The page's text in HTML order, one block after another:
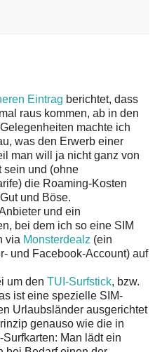
Eintrag berichtet, dass
raus kommen, ab in den
machte ich
was den Erwerb einer
man will ja nicht ganz von
sein und (ohne
die Roaming-Kosten
und Böse.
und ein
bei dem ich so eine SIM
via Monsterdealz (ein
und Facebook-Account) auf
um den TUI-Surfstick, bzw.
ist eine spezielle SIM-
Urlaubsländer ausgerichtet
genauso wie die in
Man lädt ein